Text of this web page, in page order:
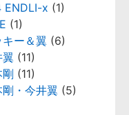
ENDLI-x (1)
(1)
ー＆翼 (6)
翼 (11)
(11)
・今井翼 (5)